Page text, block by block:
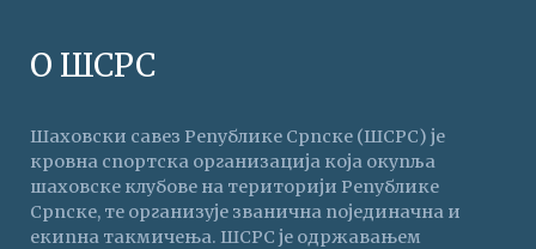
О ШСРС
Шаховски савез Републике Српске (ШСРС) је
кровна спортска организација која окупља
шаховске клубове на територији Републике
Српске, те организује званична појединачна и
екипна такмичења. ШСРС је одржавањем